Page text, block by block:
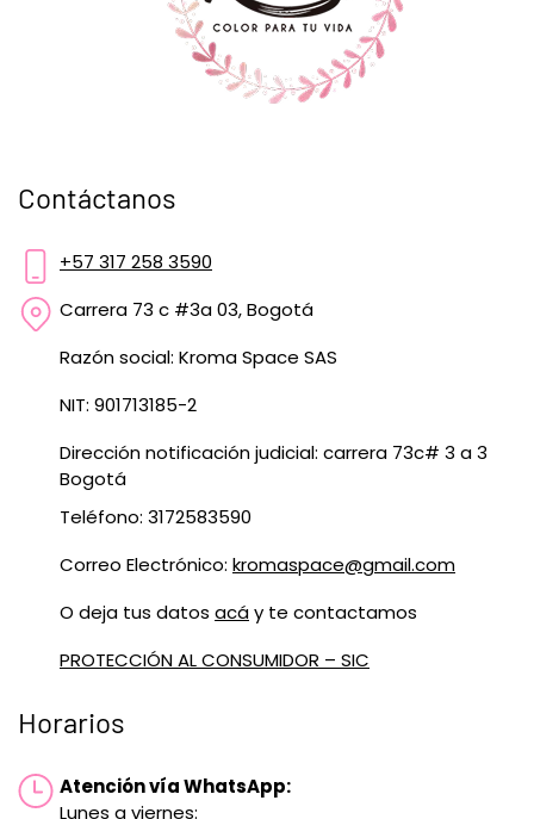
Contáctanos
+57 317 258 3590
Carrera 73 c #3a 03, Bogotá
Razón social: Kroma Space SAS
NIT: 901713185-2
Dirección notificación judicial: carrera 73c# 3 a 3
Bogotá
Teléfono: 3172583590
Correo Electrónico: kromaspace@gmail.com
O deja tus datos acáy te contactamos
PROTECCIÓN AL CONSUMIDOR – SIC
Horarios
Atención vía WhatsApp:
Lunes a viernes: